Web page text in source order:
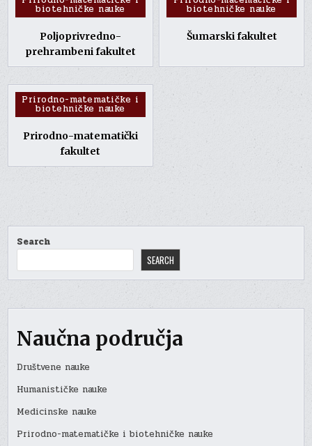
biotehničke nauke
Poljoprivredno-
prehrambeni fakultet
biotehničke nauke
Šumarski fakultet
Posted
Prirodno-matematičke i
biotehničke nauke
Prirodno-matematički
fakultet
Search
SEARCH
Naučna područja
Društvene nauke
Humanističke nauke
Medicinske nauke
Prirodno-matematičke i biotehničke nauke